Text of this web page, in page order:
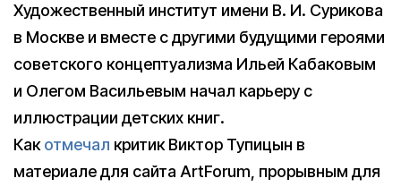
Художественный институт имени В. И. Сурикова
в Москве и вместе с другими будущими героями
советского концептуализма Ильей Кабаковым
и Олегом Васильевым начал карьеру с
иллюстрации детских книг.
Какотмечал критик Виктор Тупицын в
материале для сайта ArtForum, прорывным для